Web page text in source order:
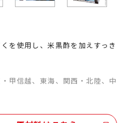
を使用し、米黒酢を加えすっき
甲信越、東海、関西・北陸、中